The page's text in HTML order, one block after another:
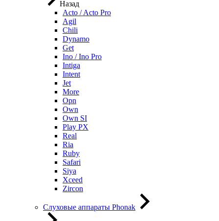
Назад
Acto / Acto Pro
Agil
Chili
Dynamo
Get
Ino / Ino Pro
Intiga
Intent
Jet
More
Opn
Own
Own SI
Play PX
Real
Ria
Ruby
Safari
Siya
Xceed
Zircon
Слуховые аппараты Phonak